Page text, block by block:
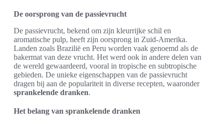
De oorsprong van de passievrucht
De passievrucht, bekend om zijn kleurrijke schil en
aromatische pulp, heeft zijn oorsprong in Zuid-Amerika.
Landen zoals Brazilië en Peru worden vaak genoemd als de
bakermat van deze vrucht. Het werd ook in andere delen van
de wereld gewaardeerd, vooral in tropische en subtropische
gebieden. De unieke eigenschappen van de passievrucht
dragen bij aan de populariteit in diverse recepten, waaronder
sprankelende dranken.
Het belang van sprankelende dranken